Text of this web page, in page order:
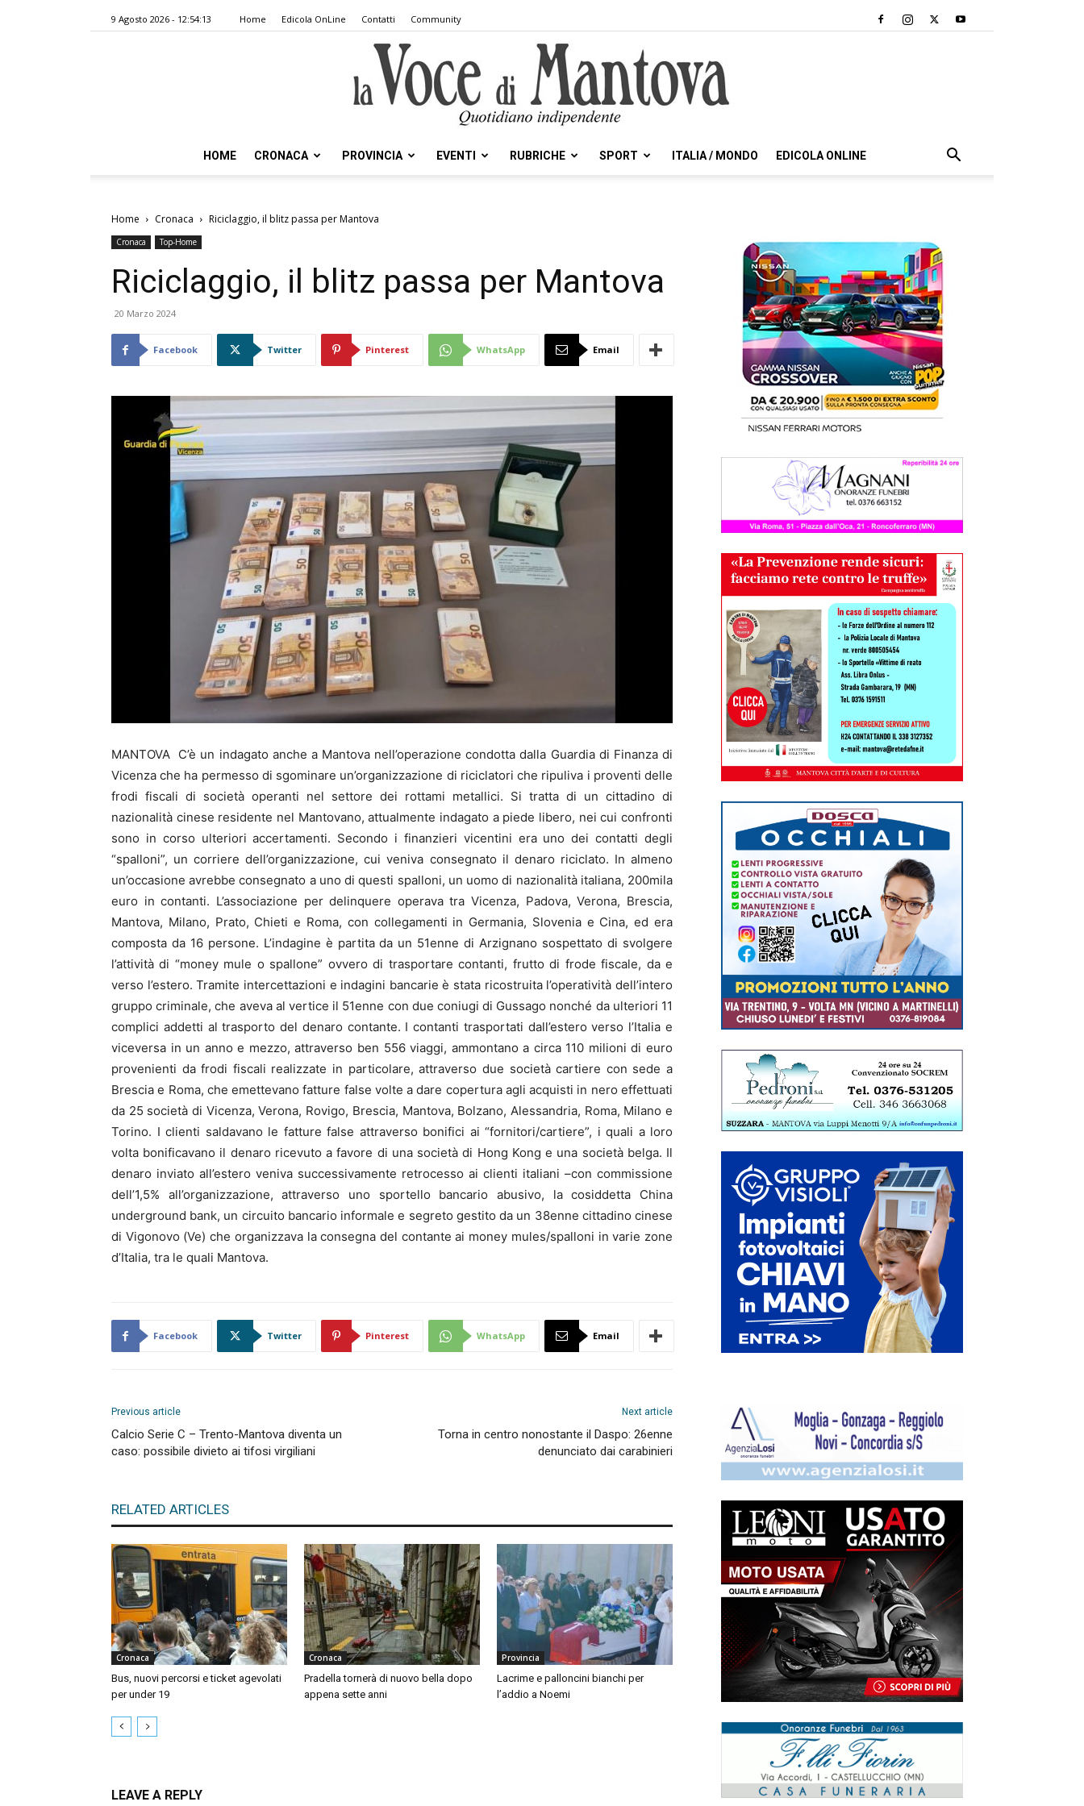
9 Agosto 2026 - 12:54:13 Home Edicola OnLine Contatti Community
Voce
Mantova
HOME CRONACA PROVINCIA EVENTI RUBRICHE SPORT ITALIA / MONDO EDICOLA ONLINE
Home Cronaca Riciclaggio, il blitz passa per Mantova
Cronaca Top-Home
Riciclaggio, il blitz passa per Mantova
20 Marzo 2024
Facebook Twitter Pinterest WhatsApp Email
MANTOVA C’è un indagato anche a Mantova nell’operazione condotta dalla Guardia di Finanza di
Vicenza che ha permesso di sgominare un’organizzazione di riciclatori che ripuliva i proventi delle
frodi fiscali di società operanti nel settore dei rottami metallici. Si tratta di un cittadino di
nazionalità cinese residente nel Mantovano, attualmente indagato a piede libero, nei cui confronti
sono in corso ulteriori accertamenti. Secondo i finanzieri vicentini era uno dei contatti degli
“spalloni”, un corriere dell’organizzazione, cui veniva consegnato il denaro riciclato. In almeno
un’occasione avrebbe consegnato a uno di questi spalloni, un uomo di nazionalità italiana, 200mila
euro in contanti. L’associazione per delinquere operava tra Vicenza, Padova, Verona, Brescia,
Mantova, Milano, Prato, Chieti e Roma, con collegamenti in Germania, Slovenia e Cina, ed era
composta da 16 persone. L’indagine è partita da un 51enne di Arzignano sospettato di svolgere
l’attività di “money mule o spallone” ovvero di trasportare contanti, frutto di frode fiscale, da e
verso l’estero. Tramite intercettazioni e indagini bancarie è stata ricostruita l’operatività dell’intero
gruppo criminale, che aveva al vertice il 51enne con due coniugi di Gussago nonché da ulteriori 11
complici addetti al trasporto del denaro contante. I contanti trasportati dall’estero verso l’Italia e
viceversa in un anno e mezzo, attraverso ben 556 viaggi, ammontano a circa 110 milioni di euro
provenienti da frodi fiscali realizzate in particolare, attraverso due società cartiere con sede a
Brescia e Roma, che emettevano fatture false volte a dare copertura agli acquisti in nero effettuati
da 25 società di Vicenza, Verona, Rovigo, Brescia, Mantova, Bolzano, Alessandria, Roma, Milano e
Torino. I clienti saldavano le fatture false attraverso bonifici ai “fornitori/cartiere”, i quali a loro
volta bonificavano il denaro ricevuto a favore di una società di Hong Kong e una società belga. Il
denaro inviato all’estero veniva successivamente retrocesso ai clienti italiani –con commissione
dell’1,5% all’organizzazione, attraverso uno sportello bancario abusivo, la cosiddetta China
underground bank, un circuito bancario informale e segreto gestito da un 38enne cittadino cinese
di Vigonovo (Ve) che organizzava la consegna del contante ai money mules/spalloni in varie zone
d’Italia, tra le quali Mantova.
Facebook Twitter Pinterest WhatsApp Email
Previous article
Calcio Serie C – Trento-Mantova diventa un
caso: possibile divieto ai tifosi virgiliani
Next article
Torna in centro nonostante il Daspo: 26enne
denunciato dai carabinieri
RELATED ARTICLES
Cronaca
Bus, nuovi percorsi e ticket agevolati
per under 19
Cronaca
Pradella tornerà di nuovo bella dopo
appena sette anni
Provincia
Lacrime e palloncini bianchi per
l’addio a Noemi
LEAVE A REPLY